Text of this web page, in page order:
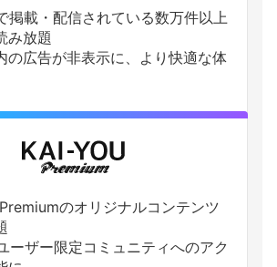
掲載・配信されている数万件以上
み放題
の広告が非表示に、より快適な体
のオリジナルコンテンツ
ーザー限定コミュニティへのアク